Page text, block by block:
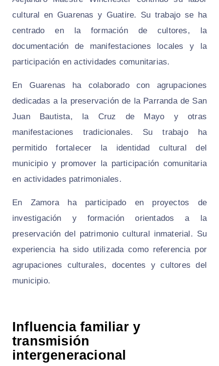
cultural en Guarenas y Guatire. Su trabajo se ha
centrado en la formación de cultores, la
documentación de manifestaciones locales y la
participación en actividades comunitarias.
En Guarenas ha colaborado con agrupaciones
dedicadas a la preservación de la Parranda de San
Juan Bautista, la Cruz de Mayo y otras
manifestaciones tradicionales. Su trabajo ha
permitido fortalecer la identidad cultural del
municipio y promover la participación comunitaria
en actividades patrimoniales.
En Zamora ha participado en proyectos de
investigación y formación orientados a la
preservación del patrimonio cultural inmaterial. Su
experiencia ha sido utilizada como referencia por
agrupaciones culturales, docentes y cultores del
municipio.
Influencia familiar y
transmisión
intergeneracional